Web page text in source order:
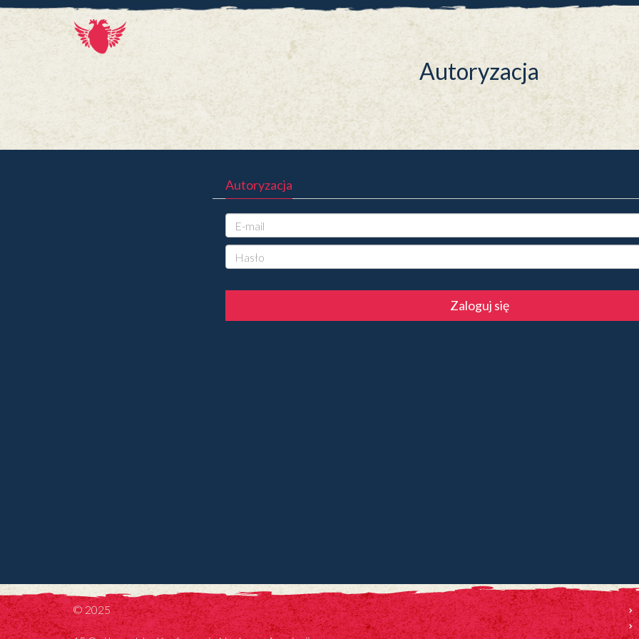
Autoryzacja
Autoryzacja
Zaloguj się
© 2025